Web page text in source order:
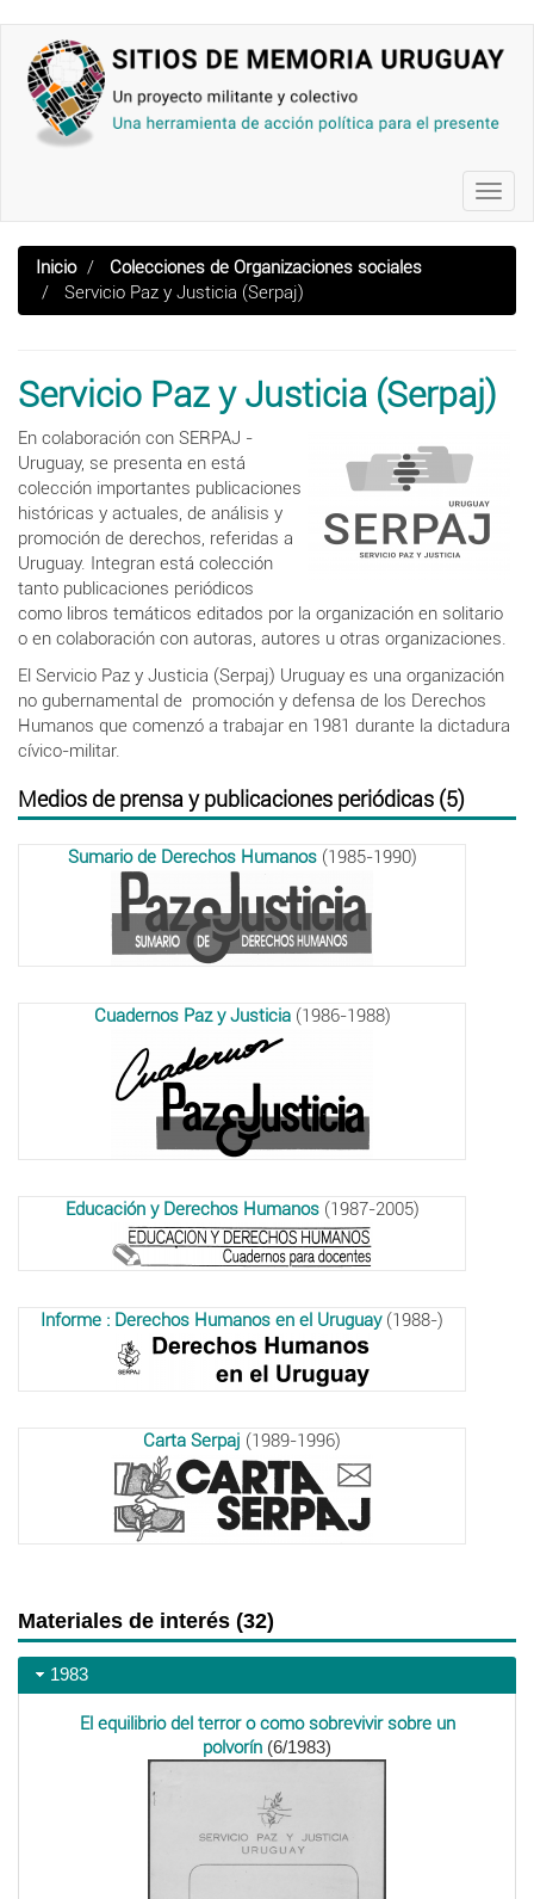
contenido
principal
Inicio
Colecciones de Organizaciones sociales
Servicio Paz y Justicia (Serpaj)
Servicio Paz y Justicia (Serpaj)
En colaboración con SERPAJ -
Uruguay, se presenta en está
colección importantes publicaciones
históricas y actuales, de análisis y
promoción de derechos, referidas a
Uruguay. Integran está colección
tanto publicaciones periódicos
como libros temáticos editados por la organización en solitario
o en colaboración con autoras, autores u otras organizaciones.
El Servicio Paz y Justicia (Serpaj) Uruguay es una organización
no gubernamental de promoción y defensa de los Derechos
Humanos que comenzó a trabajar en 1981 durante la dictadura
cívico-militar.
Medios de prensa y publicaciones periódicas (5)
Sumario de Derechos Humanos(1985-1990)
Cuadernos Paz y Justicia(1986-1988)
Educación y Derechos Humanos(1987-2005)
Informe : Derechos Humanos en el Uruguay(1988-)
Carta Serpaj (1989-1996)
Materiales de interés (32)
1983
El equilibrio del terror o como sobrevivir sobre un
polvorín (6/1983)